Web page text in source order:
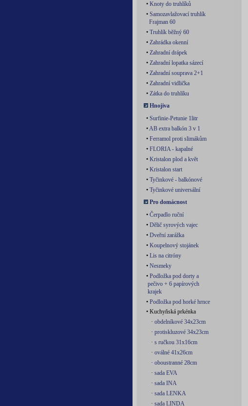
• Knoty do truhlíků
• Samozavlažovací truhlík
Frajman 60
• Truhlík běžný 60
• Zahrádka okenní
• Zahradní drápek
• Zahradní lopatka sázecí
• Zahradní souprava 2+1
• Zahradní vidlička
• Zátka do truhlíku
Hnojiva
• Surfinie-Petunie 1litr
•AB extra balkón 3 v 1
• Ferramol proti slimákům
• FLORIA - kapalné
• Kristalon plod a květ
• Kristalon start
• Tyčinkové - balkónové
• Tyčinkové universální
Pro domácnost
• Čerpadlo ruční
• Dělič syrových vajec
• Dveřní zarážka
• Koupelnový stojánek
• Lis na citróny
• Nesmeky
• Podložka pod dorty a
pečivo + 6 papírových
krajek
• Podložka pod horké hrnce
• Kuchyňská prkénka
· obdelníkové 34x23cm
· protiskluzové 34x23cm
· s ručkou 31x16cm
· oválné 41x26cm
· oboustranné 28cm
· sada EVA
· sada INA
· sada LENKA
· sada LINDA